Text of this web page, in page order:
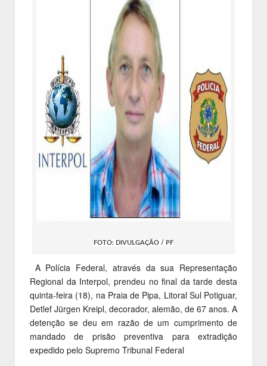
FOTO: DIVULGAÇÃO / PF
A Polícia Federal, através da sua Representação
Regional da Interpol, prendeu no final da tarde desta
quinta-feira (18), na Praia de Pipa, Litoral Sul Potiguar,
Detlef Jürgen Kreipl, decorador, alemão, de 67 anos. A
detenção se deu em razão de um cumprimento de
mandado de prisão preventiva para extradição
expedido pelo Supremo Tribunal Federal